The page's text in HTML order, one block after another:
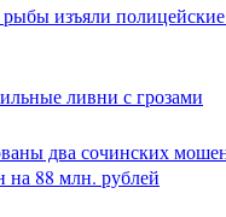
изъяли
ливни с грозами
два сочинских
на 88 млн. рублей